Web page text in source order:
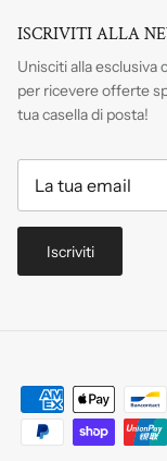
ISCRIVITI ALLA
Unisciti alla
per ricevere offerte
tua casella di posta!
Iscriviti